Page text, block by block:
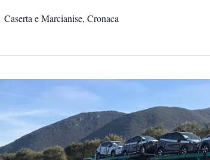
Caserta e Marcianise, Cronaca